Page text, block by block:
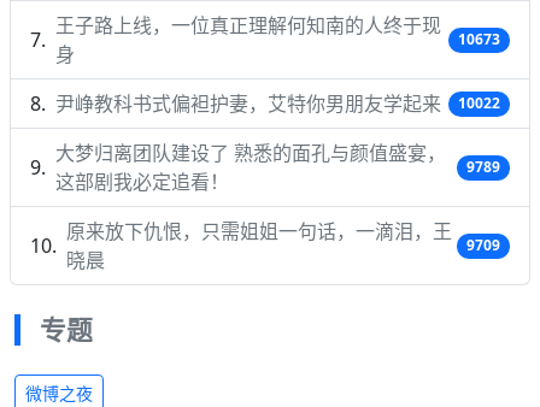
王子路上线，一位真正理解何知南的人终于现
身
10673
尹峥教科书式偏袒护妻，艾特你男朋友学起来 10022
大梦归离团队建设了 熟悉的面孔与颜值盛宴，
这部剧我必定追看！
9789
原来放下仇恨，只需姐姐一句话，一滴泪，王
晓晨
9709
专题
微博之夜